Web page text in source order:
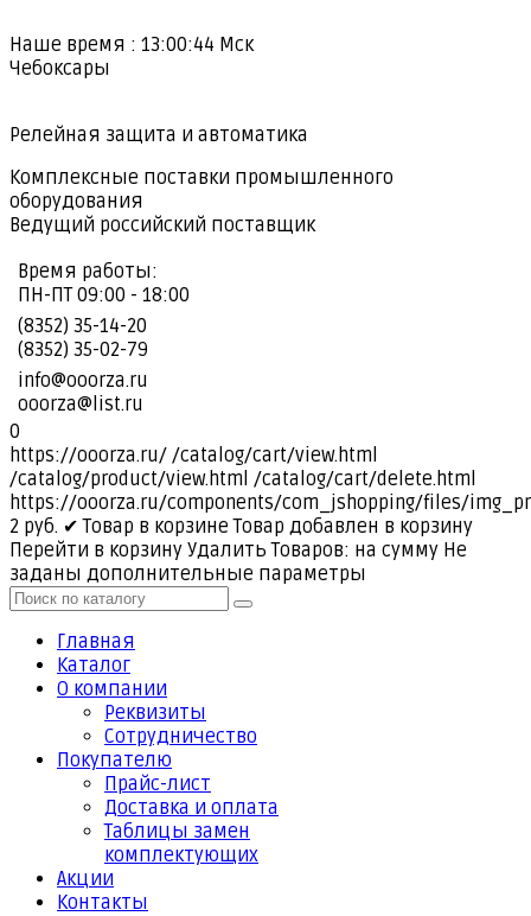
Наше время : 13:00:45 Мск
Чебоксары
Релейная защита и автоматика
Комплексные поставки промышленного
оборудования
Ведущий российский поставщик
Время работы:
ПН-ПТ 09:00 - 18:00
(8352) 35-14-20
(8352) 35-02-79
info@ooorza.ru
ooorza@list.ru
0
https://ooorza.ru/ /catalog/cart/view.html
/catalog/product/view.html /catalog/cart/delete.html
https://ooorza.ru/components/com_jshopping/files/
2 руб. ✔ Товар в корзине Товар добавлен в корзину
Перейти в корзину Удалить Товаров: на сумму Не
заданы дополнительные параметры
Главная
Каталог
О компании
Реквизиты
Cотрудничество
Покупателю
Прайс-лист
Доставка и оплата
Таблицы замен
комплектующих
Акции
Контакты